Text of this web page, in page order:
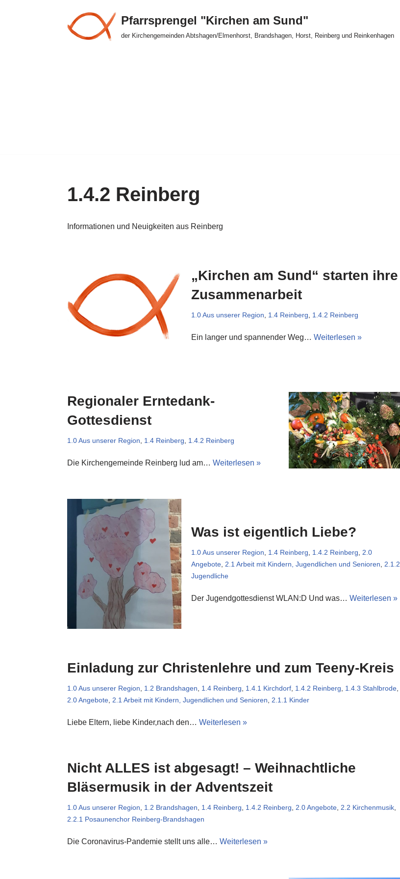
Pfarrsprengel "Kirchen am Sund"
der Kirchengemeinden Abtshagen/Elmenhorst, Brandshagen, Horst, Reinberg und Reinkenhagen
1.4.2 Reinberg
Informationen und Neuigkeiten aus Reinberg
„Kirchen am Sund“ starten ihre
Zusammenarbeit
1.0 Aus unserer Region 1.4 Reinberg 1.4.2 Reinberg
Ein langer und spannender Weg… Weiterlesen »
Regionaler Erntedank-
Gottesdienst
1.0 Aus unserer Region 1.4 Reinberg 1.4.2 Reinberg
Die Kirchengemeinde Reinberg lud am… Weiterlesen »
Was ist eigentlich Liebe?
1.0 Aus unserer Region 1.4 Reinberg 1.4.2 Reinberg
2.0
Angebote, 2.1 Arbeit mit Kindern, Jugendlichen und Senioren
2.1.2
Jugendliche
Der Jugendgottesdienst WLAN:D Und was… Weiterlesen »
Einladung zur Christenlehre und zum Teeny-Kreis
1.0 Aus unserer Region 1.2 Brandshagen 1.4 Reinberg 1.4.1 Kirchdorf 1.4.2 Reinberg 1.4.3 Stahlbrode
2.0 Angebote 2.1 Arbeit mit Kindern, Jugendlichen und Senioren 2.1.1 Kinder
Liebe Eltern, liebe Kinder,nach den… Weiterlesen »
Nicht ALLES ist abgesagt! – Weihnachtliche
Bläsermusik in der Adventszeit
1.0 Aus unserer Region 1.2 Brandshagen 1.4 Reinberg 1.4.2 Reinberg 2.0 Angebote 2.2 Kirchenmusik
2.2.1 Posaunenchor Reinberg-Brandshagen
Die Coronavirus-Pandemie stellt uns alle… Weiterlesen »